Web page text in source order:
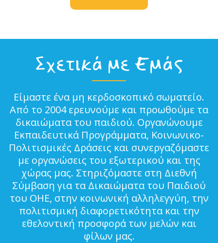
Σχετικά με Εμάς
Είμαστε ένα μη κερδοσκοπικό σωματείο.
Από το 2004 ερευνούμε και προωθούμε τα
δικαιώματα του παιδιού. Οργανώνουμε
Εκπαιδευτικά Προγράμματα, Κοινωνικο-
Πολιτισμικές Δράσεις και συνεργαζόμαστε
με οργανώσεις του εξωτερικού και της
χώρας μας. Στηριζόμαστε στη Διεθνή
Σύμβαση για τα Δικαιώματα του Παιδιού
του ΟΗΕ, στην κοινωνική αλληλεγγύη, την
πολιτισμική διαφορετικότητα και την
εθελοντική προσφορά των μελών και
φίλων μας.